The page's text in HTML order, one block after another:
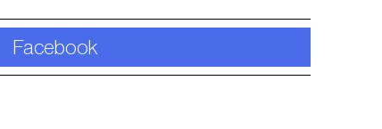
Facebook